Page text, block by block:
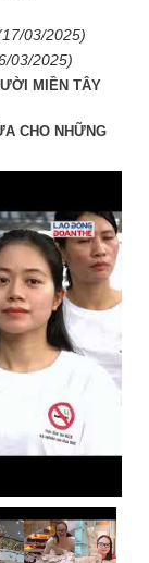
03/2025)
03/2025)
MIỀN TÂY
CHO NHỮNG